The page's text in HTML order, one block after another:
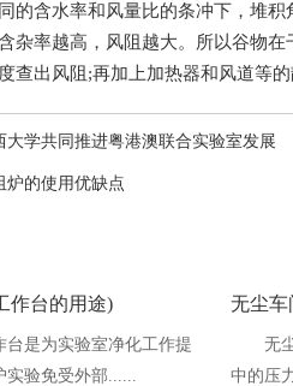
含水率和风量比的条冲下，堆积角
率越高，风阻越大。所以谷物
出风阻;再加上加热器和风道等的静
学共同推进粤港澳联合实验室发展
炉的使用优缺点
作台的用途)
台是为实验室净化工作提
实验免受外部......
无尘车
无
中的压力